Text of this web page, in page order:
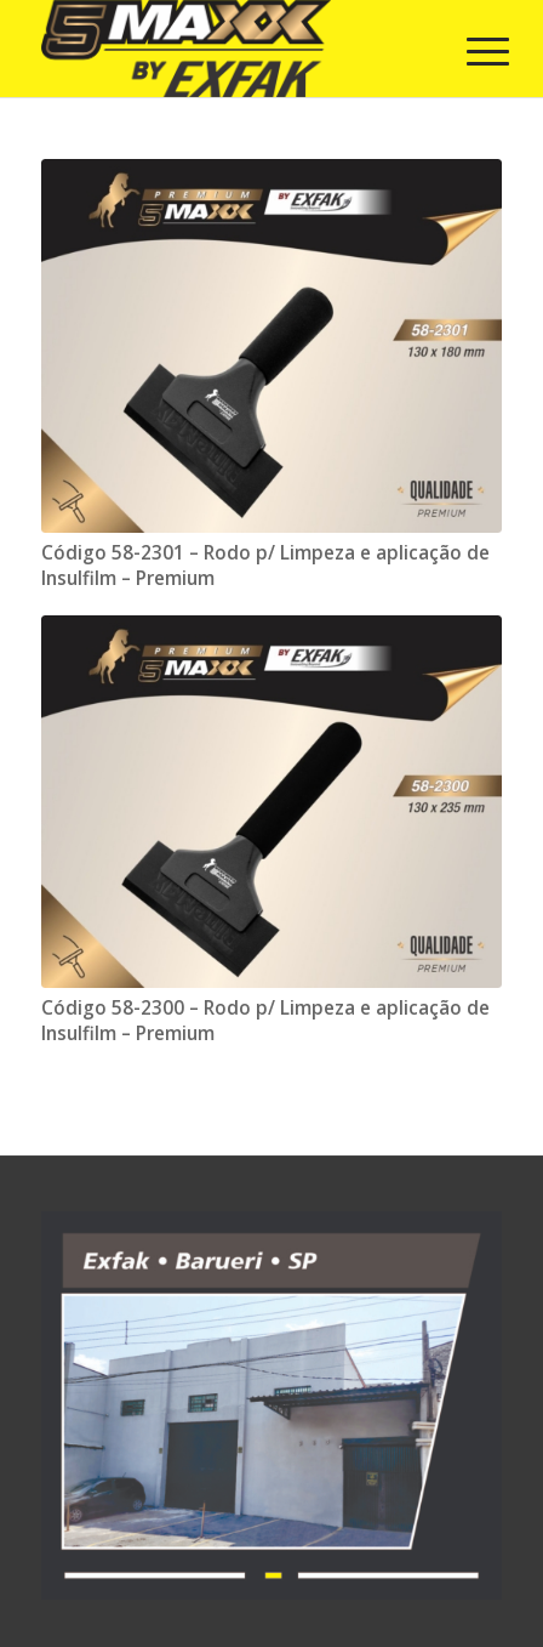
Código 58-2301 – Rodo p/ Limpeza e aplicação de
Insulfilm – Premium
Código 58-2300 – Rodo p/ Limpeza e aplicação de
Insulfilm – Premium